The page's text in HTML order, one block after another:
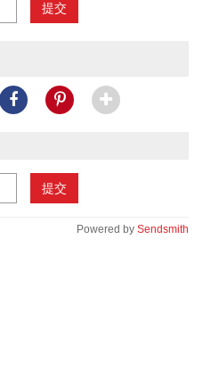
提交
提交
Powered by Sendsmith